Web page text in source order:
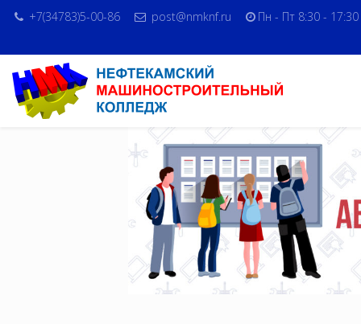
+7(34783)5-00-86 post@nmknf.ru Пн - Пт 8:30 - 17:30